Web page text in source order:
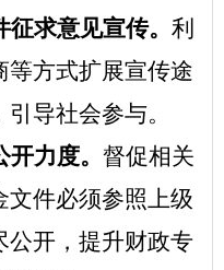
求意见宣传。 利
等方式扩展宣传途
导社会参与。
力度。 督促相关
文件必须参照上级
公开 ，提升财政专